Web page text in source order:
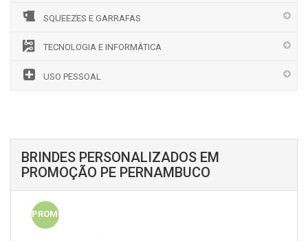
SQUEEZES E GARRAFAS
TECNOLOGIA E INFORMÁTICA
USO PESSOAL
BRINDES PERSONALIZADOS EM
PROMOÇÃO PE PERNAMBUCO
PROMO